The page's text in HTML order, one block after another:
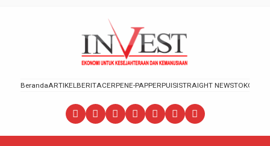
BerandaARTIKELBERITACERPENE-PAPPERPUISISTRAIGHT NEWSTOKOH